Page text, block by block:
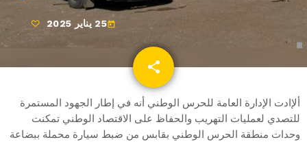
today25 يناير 2025
share
email
ألإادت الإدارة العامة للحرس الوطني أنه في إطار الجهود المستمرة
للتصدي لعمليات التهريب والحفاظ على الاقتصاد الوطني تمكنت
وحدات منطقة الحرس الوطني بقابس من ضبط سيارة محملة ببضاعة